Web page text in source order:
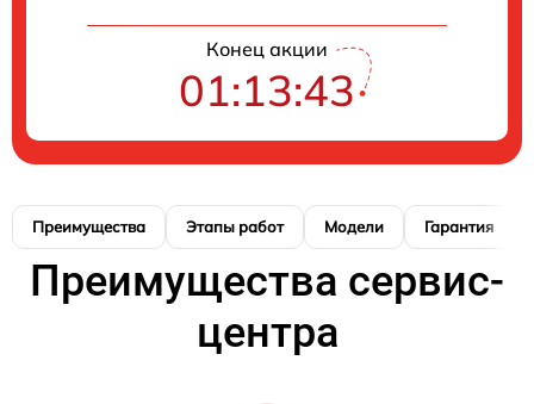
Конец акции
01:13:42
Преимущества Этапы работ Модели Гарантия
Преимущества сервис-
центра